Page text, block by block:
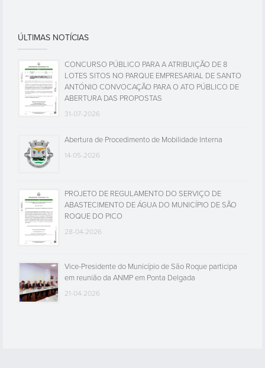
ÚLTIMAS NOTÍCIAS
CONCURSO PÚBLICO PARA A ATRIBUIÇÃO DE 8
LOTES SITOS NO PARQUE EMPRESARIAL DE SANTO
ANTÓNIO CONVOCAÇÃO PARA O ATO PÚBLICO DE
ABERTURA DAS PROPOSTAS
31-07-2026
Abertura de Procedimento de Mobilidade Interna
14-05-2026
PROJETO DE REGULAMENTO DO SERVIÇO DE
ABASTECIMENTO DE ÁGUA DO MUNICÍPIO DE SÃO
ROQUE DO PICO
28-04-2026
Vice-Presidente do Município de São Roque participa
em reunião da ANMP em Ponta Delgada
21-04-2026